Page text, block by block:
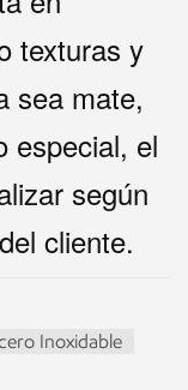
texturas y
sea mate,
especial, el
según
cliente.
Inoxidable